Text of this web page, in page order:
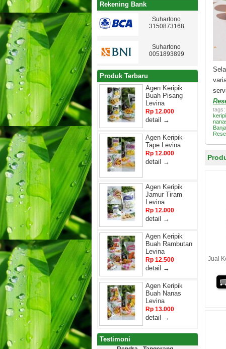
tags:
Jual
Rekening Bank
Suhartono
3150873168
Suhartono
0051893899
Produk Terbaru
Agen Keripik
Buah Pisang
Levina
Rp 12.000
detail →
Agen Keripik
Tape Levina
Rp 12.000
detail →
Agen Keripik
Jamur Tiram
Levina
Rp 12.000
detail →
Agen Keripik
Buah Rambutan
Levina
Rp 12.500
detail →
Agen Keripik
Buah Nanas
Levina
Rp 13.000
detail →
Testimoni